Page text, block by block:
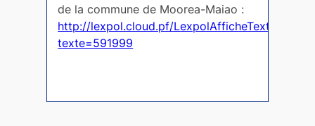
de la commune de Moorea-Maiao :
http://lexpol.cloud.pf/LexpolAfficheTexte.php?
texte=591999